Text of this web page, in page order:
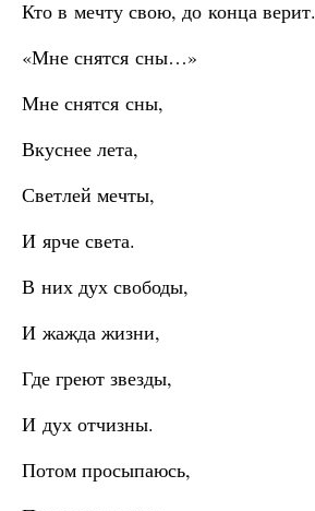
Кто в мечту свою, до конца верит.
«Мне снятся сны…»
Мне снятся сны,
Вкуснее лета,
Светлей мечты,
И ярче света.
В них дух свободы,
И жажда жизни,
Где греют звезды,
И дух отчизны.
Потом просыпаюсь,